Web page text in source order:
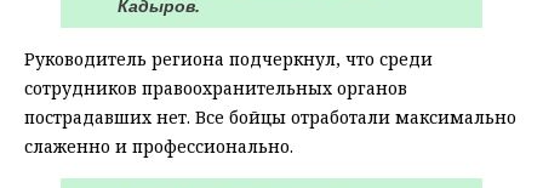
Кадыров.
Руководитель региона подчеркнул, что среди
сотрудников правоохранительных органов
пострадавших нет. Все бойцы отработали максимально
слаженно и профессионально.